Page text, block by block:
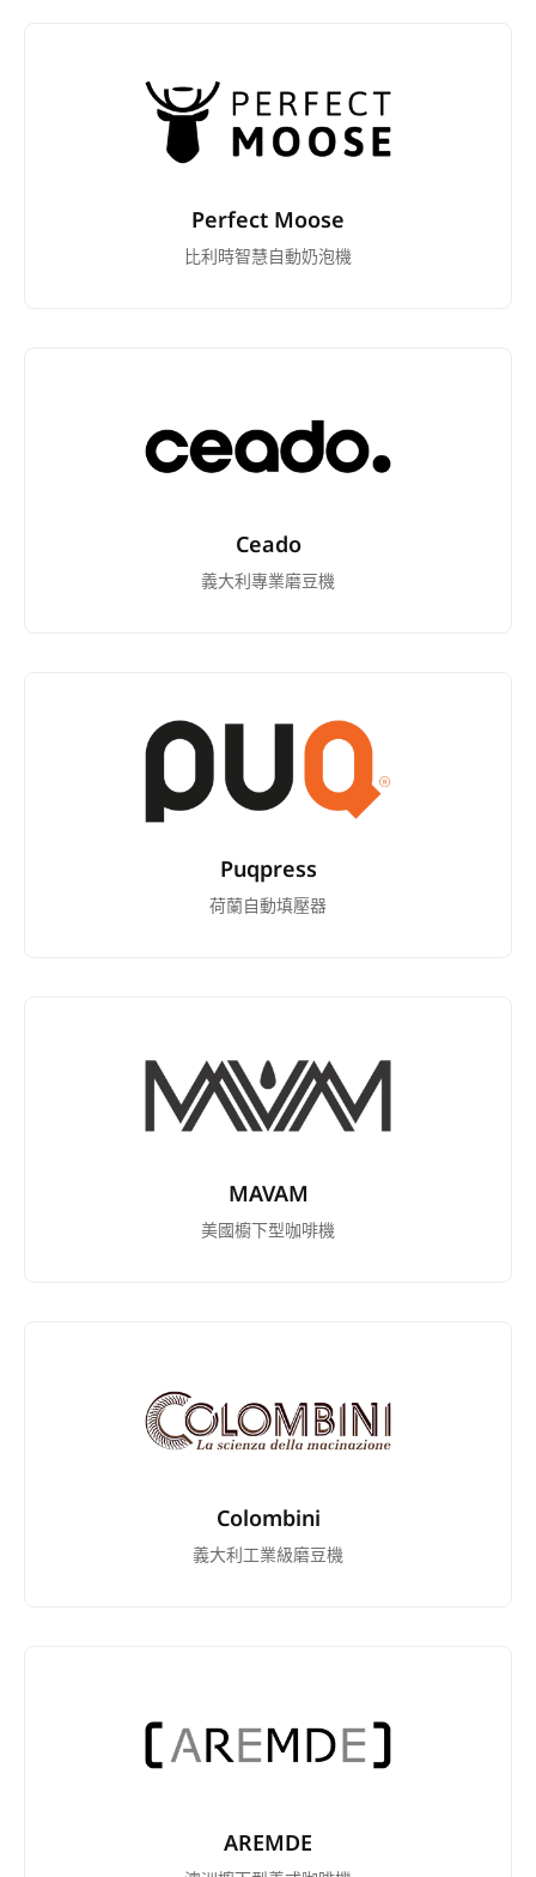
Perfect Moose
比利時智慧自動奶泡機
Ceado
義大利專業磨豆機
Puqpress
荷蘭自動填壓器
MAVAM
美國櫥下型咖啡機
Colombini
義大利工業級磨豆機
AREMDE